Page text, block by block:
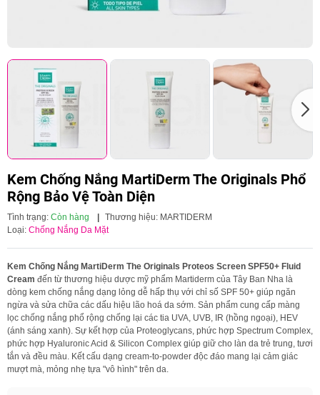
Kem Chống Nắng MartiDerm The Originals Phổ
Rộng Bảo Vệ Toàn Diện
Tình trạng: Còn hàng | Thương hiệu: MARTIDERM
Loại: Chống Nắng Da Mặt
Kem Chống Nắng MartiDerm The Originals Proteos Screen SPF50+ Fluid
Cream đến từ thương hiệu dược mỹ phẩm Martiderm của Tây Ban Nha là
dòng kem chống nắng dạng lỏng dễ hấp thụ với chỉ số SPF 50+ giúp ngăn
ngừa và sửa chữa các dấu hiệu lão hoá da sớm. Sản phẩm cung cấp màng
lọc chống nắng phổ rộng chống lại các tia UVA, UVB, IR (hồng ngoại), HEV
(ánh sáng xanh). Sự kết hợp của Proteoglycans, phức hợp Spectrum Complex,
phức hợp Hyaluronic Acid & Silicon Complex giúp giữ cho làn da trẻ trung, tươi
tắn và đều màu. Kết cấu dạng cream-to-powder độc đáo mang lại cảm giác
mượt mà, mỏng nhẹ tựa "vô hình" trên da.